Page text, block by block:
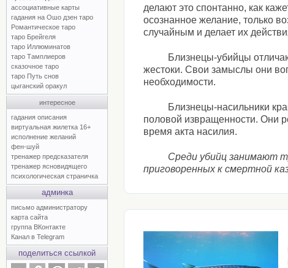
ассоциативные карты
гадания на Ошо дзен таро
Романтическое таро
таро Брейгеля
таро Иллюминатов
таро Тамплиеров
сказочное таро
таро Путь снов
цыганский оракул
интересное
гадания описания
виртуальная жилетка 16+
исполнение желаний
фен-шуй
тренажер предсказателя
тренажер ясновидящего
психологическая страничка
админка
письмо администратору
карта сайта
группа ВКонтакте
Канал в Telegram
поделиться ссылкой
делают это спонтанно, как
осознанное желание, только
случайным и делает их
Близнецы-убийцы
жестоки. Свои замыслы они
необходимости.
Близнецы-насильники
половой извращенности. Они
время акта насилия.
Среди убийц занимают
приговоренных к смертной